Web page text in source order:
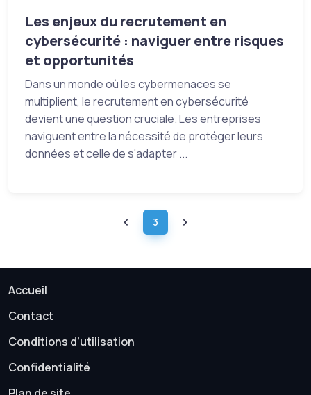
Les enjeux du recrutement en
cybersécurité : naviguer entre risques
et opportunités
Dans un monde où les cybermenaces se
multiplient, le recrutement en cybersécurité
devient une question cruciale. Les entreprises
naviguent entre la nécessité de protéger leurs
données et celle de s'adapter ...
3
Accueil
Contact
Conditions d’utilisation
Confidentialité